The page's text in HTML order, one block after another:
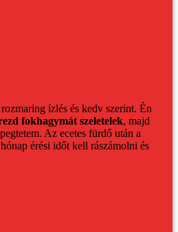
ízlés és kedv szerint. Én
fokhagymát szeletelek, majd
Az ecetes fürdő után a
érési időt kell rászámolni és